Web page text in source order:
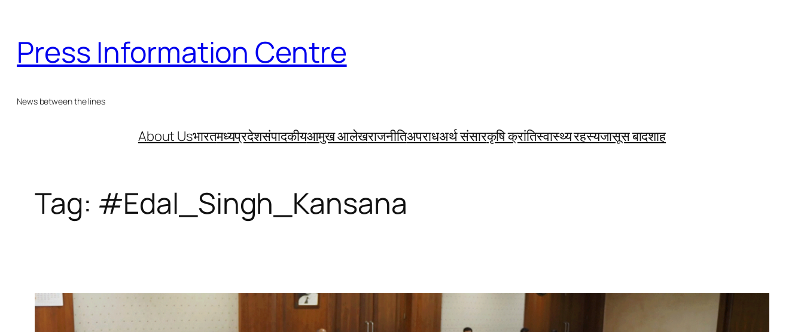
content
Press Information Centre
News between the lines
About Usभारतमध्यप्रदेशसंपादकीयआमुख आलेखराजनीतिअपराधअर्थ संसारकृषि क्रांतिस्वास्थ्य रहस्यजासूस बादशाह
Tag: #Edal_Singh_Kansana